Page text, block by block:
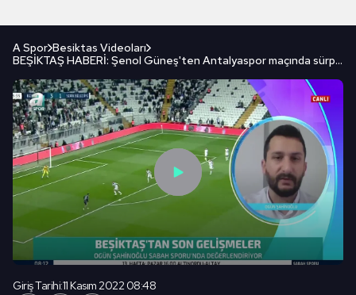
A Spor Besiktas Videoları
BEŞİKTAŞ HABERİ: Şenol Güneş'ten Antalyaspor maçında sürpriz karar!
Giriş Tarihi:11 Kasım 2022 08:48